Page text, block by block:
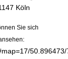
-
Köln
Sie sich